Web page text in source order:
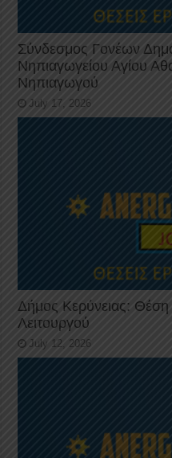
Σύνδεσμος Γονέων
Νηπιαγωγείου Αγίου
Νηπιαγωγού
July 17, 2026
Δήμος Κερύνειας:
Λειτουργού
July 12, 2026